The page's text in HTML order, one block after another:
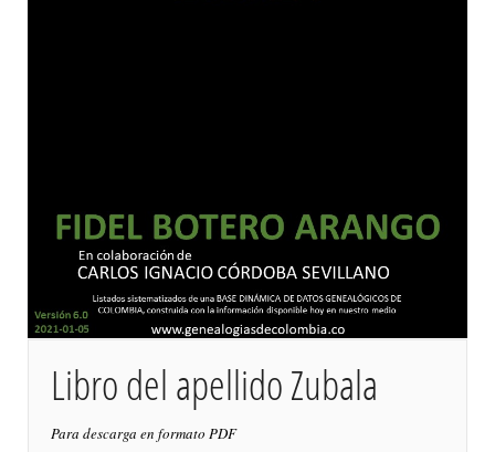
Libro del apellido Zubala
Para descarga en formato PDF